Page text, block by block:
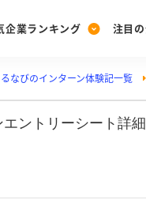
[27卒]
企業ランキング
みんな
注目
なびのインターン体験記一覧
ントリーシート詳